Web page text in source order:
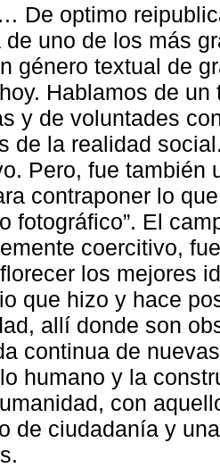
De optimo
de uno de los más
género textual de
Hablamos de
y de voluntades
de la realidad
Pero, fue también
contraponer lo
fotográfico”. El
coercitivo,
los mejores
que hizo y hace
allí donde son
continua de
humano y la
con
de ciudadanía y